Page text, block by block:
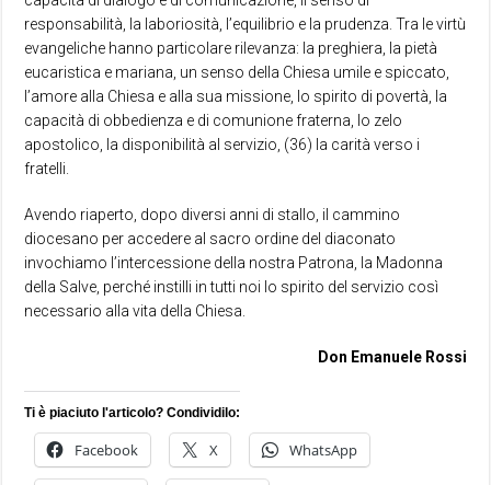
responsabilità, la laboriosità, l’equilibrio e la prudenza. Tra le virtù
evangeliche hanno particolare rilevanza: la preghiera, la pietà
eucaristica e mariana, un senso della Chiesa umile e spiccato,
l’amore alla Chiesa e alla sua missione, lo spirito di povertà, la
capacità di obbedienza e di comunione fraterna, lo zelo
apostolico, la disponibilità al servizio, (36) la carità verso i
fratelli.
Avendo riaperto, dopo diversi anni di stallo, il cammino
diocesano per accedere al sacro ordine del diaconato
invochiamo l’intercessione della nostra Patrona, la Madonna
della Salve, perché instilli in tutti noi lo spirito del servizio così
necessario alla vita della Chiesa.
Don Emanuele Rossi
Ti è piaciuto l'articolo? Condividilo:
Facebook X WhatsApp